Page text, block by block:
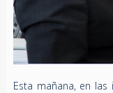
Esta mañana, en las